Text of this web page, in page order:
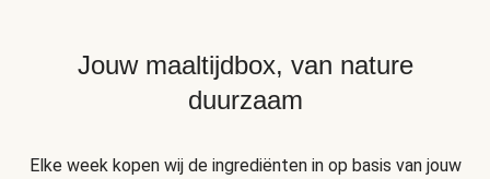
Jouw maaltijdbox, van nature
duurzaam
Elke week kopen wij de ingrediënten in op basis van jouw